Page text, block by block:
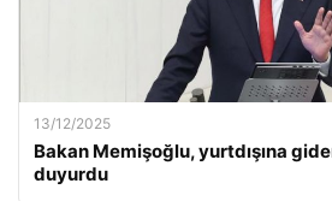
13/12/2025
Bakan Memişoğlu, yurtdışına
duyurdu